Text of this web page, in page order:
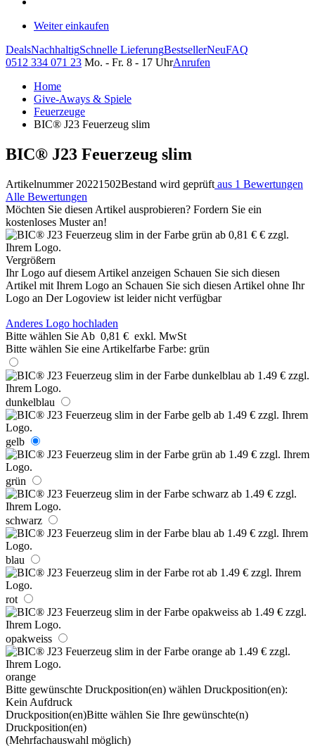
Weiter einkaufen
DealsNachhaltigSchnelle LieferungBestsellerNeuFAQ
0512 334 071 23 Mo. - Fr. 8 - 17 UhrAnrufen
Home
Give-Aways & Spiele
Feuerzeuge
BIC® J23 Feuerzeug slim
BIC® J23 Feuerzeug slim
Artikelnummer 20221502Bestand wird geprüft aus 1 Bewertungen
Alle Bewertungen
Möchten Sie diesen Artikel ausprobieren? Fordern Sie ein
kostenloses Muster an!
Vergrößern
Ihr Logo auf diesem Artikel anzeigen Schauen Sie sich diesen
Artikel mit Ihrem Logo an Schauen Sie sich diesen Artikel ohne Ihr
Logo an Der Logoview ist leider nicht verfügbar
Anderes Logo hochladen
Bitte wählen Sie Ab 0,81 € exkl. MwSt
Bitte wählen Sie eine Artikelfarbe Farbe: grün
dunkelblau
gelb
grün
schwarz
blau
rot
opakweiss
orange
Bitte gewünschte Druckposition(en) wählen Druckposition(en):
Kein Aufdruck
Druckposition(en)Bitte wählen Sie Ihre gewünschte(n)
Druckposition(en)
(Mehrfachauswahl möglich)